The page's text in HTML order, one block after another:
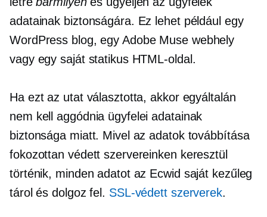
adatainak biztonságára. Ez lehet például egy
WordPress blog, egy Adobe Muse webhely
vagy egy saját statikus HTML-oldal.
Ha ezt az utat választotta, akkor egyáltalán
nem kell aggódnia ügyfelei adatainak
biztonsága miatt. Mivel az adatok továbbítása
fokozottan védett szervereinken keresztül
történik, minden adatot az Ecwid saját kezűleg
tárol és dolgoz fel. SSL-védettszerverek.